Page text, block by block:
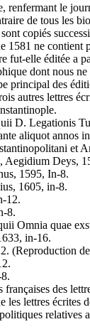
renfermant le
de tous les
copiés
1581 ne contient
fut-elle éditée a
dont nous
principal des
autres lettres
D. Legationis
aliquot annos
et
Aegidium Deys,
1595, In-8.
1605, in-8.
12.
8.
Omnia quae
in-16.
(Reproduction
des
les lettres écrites
relatives